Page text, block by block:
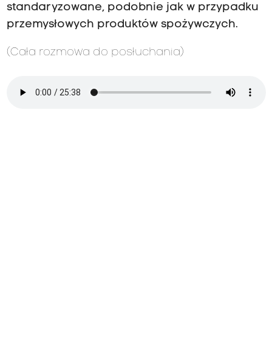
standaryzowane, podobnie jak w przypadku
przemysłowych produktów spożywczych.
(Cała rozmowa do posłuchania)